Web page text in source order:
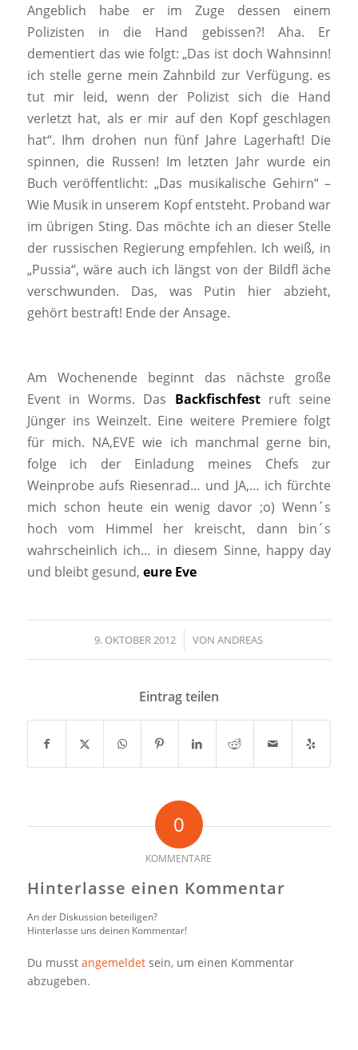
Angeblich habe er im Zuge dessen einem
Polizisten in die Hand gebissen?! Aha. Er
dementiert das wie folgt: „Das ist doch Wahnsinn!
ich stelle gerne mein Zahnbild zur Verfügung. es
tut mir leid, wenn der Polizist sich die Hand
verletzt hat, als er mir auf den Kopf geschlagen
hat“. Ihm drohen nun fünf Jahre Lagerhaft! Die
spinnen, die Russen! Im letzten Jahr wurde ein
Buch veröffentlicht: „Das musikalische Gehirn“ –
Wie Musik in unserem Kopf entsteht. Proband war
im übrigen Sting. Das möchte ich an dieser Stelle
der russischen Regierung empfehlen. Ich weiß, in
„Pussia“, wäre auch ich längst von der Bildfl äche
verschwunden. Das, was Putin hier abzieht,
gehört bestraft! Ende der Ansage.
Am Wochenende beginnt das nächste große
Event in Worms. Das Backfischfestruft seine
Jünger ins Weinzelt. Eine weitere Premiere folgt
für mich. NA,EVE wie ich manchmal gerne bin,
folge ich der Einladung meines Chefs zur
Weinprobe aufs Riesenrad… und JA,… ich fürchte
mich schon heute ein wenig davor ;o) Wenn´s
hoch vom Himmel her kreischt, dann bin´s
wahrscheinlich ich… in diesem Sinne, happy day
und bleibt gesund, eure Eve
9. OKTOBER 2012
/ VONANDREAS
Eintrag teilen
0
KOMMENTARE
Hinterlasse einen Kommentar
An der Diskussion beteiligen?
Hinterlasse uns deinen Kommentar!
Du musst angemeldetsein, um einen Kommentar
abzugeben.